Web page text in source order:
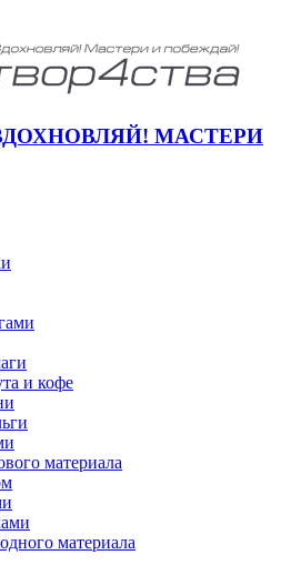
МАСТЕРИ
и кофе
материала
материала